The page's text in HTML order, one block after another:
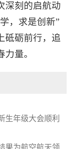
深刻的启航动
，求是创新”
砥砺前行，追
量。
生年级大会顺利